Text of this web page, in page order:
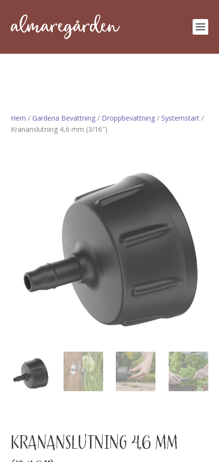
Hem / Gardena Bevattning / Droppbevattning / Systemstart /
Krananslutning 4,6 mm (3/16″)
KRANANSLUTNING 4,6 MM